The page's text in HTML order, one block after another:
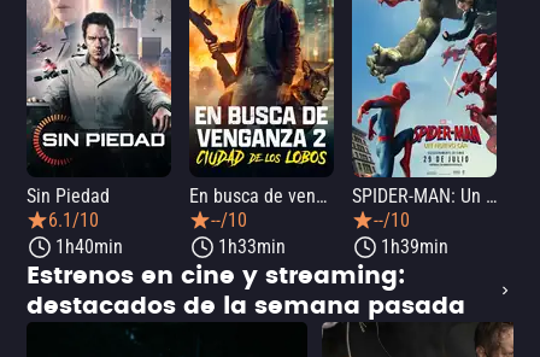
Sin Piedad
6.1/10
1h40min
En busca de venganza 2: Ciudad de los lobos
--/10
1h33min
SPIDER-MAN: Un nuevo día
--/10
1h39min
Estrenos en cine y streaming:
destacados de la semana pasada